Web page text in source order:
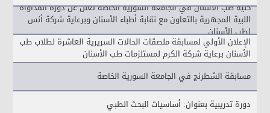
كلية طب الأسنان في الجامعة السورية الخاصة تعلن عن دورة المداواة
اللبية المجهرية بالتعاون مع نقابة أطباء الأسنان وبرعاية شركة أنس
لطب الأسنان
الإعلان الأولي لمسابقة ملصقات الحالات السريرية العاشرة لطلاب طب
الأسنان برعاية شركة الكرم لمستلزمات طب الأسنان
مسابقة الشطرنج في الجامعة السورية الخاصة
دورة تدريبية بعنوان: أساسيات البحث الطبي